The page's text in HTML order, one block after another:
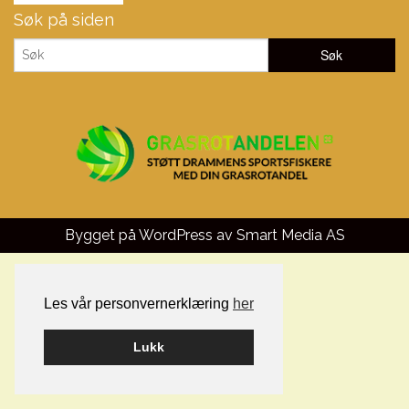
Les vår personvernerklæring her
Lukk
Søk på siden
Bygget på WordPress av Smart Media AS